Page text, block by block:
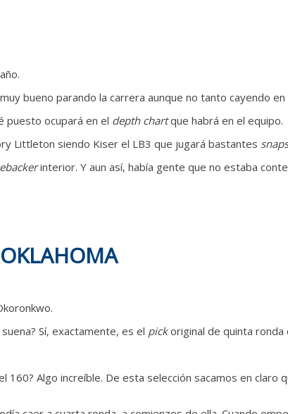
bueno parando la carrera aunque no tanto cayendo
puesto ocupará en el depth chartque habrá en el equipo.
Littleton siendo Kiser el LB3 que jugará bastantes snaps
interior. Y aun así, había gente que no estaba
suena? Sí, exactamente, es el pickoriginal de quinta
160? Algo increíble. De esta selección sacamos en